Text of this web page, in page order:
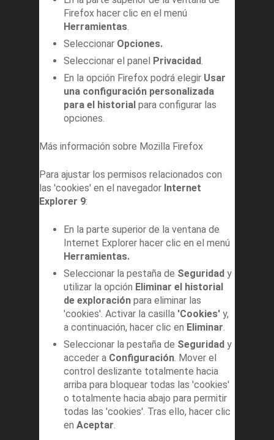
Firefox hacer clic en el menú
Herramientas.
Seleccionar Opciones.
Seleccionar el panel Privacidad.
En la opción Firefox podrá elegir Usar
una configuración personalizada
para el historial para configurar las
opciones.
Más información sobre Mozilla Firefox
Para ajustar los permisos relacionados con
las 'cookies' en el navegador Internet
Explorer 9:
En la parte superior de la ventana de
Internet Explorer hacer clic en el menú
Herramientas.
Seleccionar la pestaña de Seguridad y
utilizar la opción Eliminar el historial
de exploración para eliminar las
'cookies'. Activar la casilla 'Cookies' y,
a continuación, hacer clic en Eliminar.
Seleccionar la pestaña de Seguridad y
acceder a Configuración. Mover el
control deslizante totalmente hacia
arriba para bloquear todas las 'cookies'
o totalmente hacia abajo para permitir
todas las 'cookies'. Tras ello, hacer clic
en Aceptar.